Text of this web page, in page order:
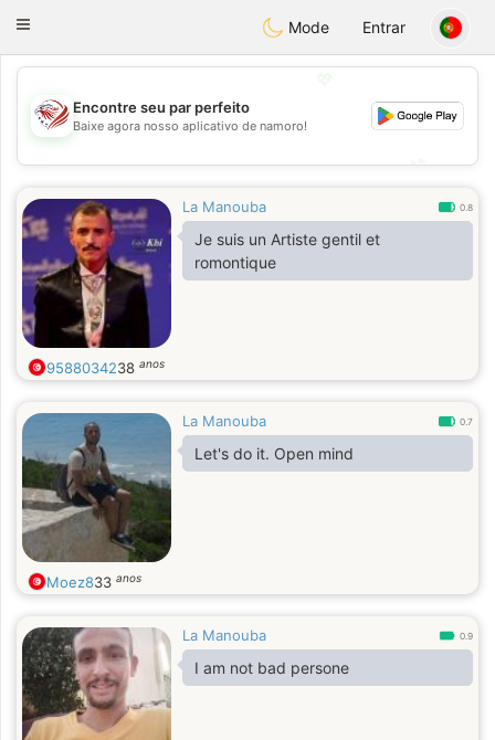
Dating
Toggle
Mode Entrar
💖
💕
Encontre seu par perfeito
Baixe agora nosso aplicativo de namoro!
La Manouba 0.8
Je suis un Artiste gentil et
romontique
9588034238 anos
La Manouba 0.7
Let's do it. Open mind
Moez833 anos
La Manouba 0.9
I am not bad persone